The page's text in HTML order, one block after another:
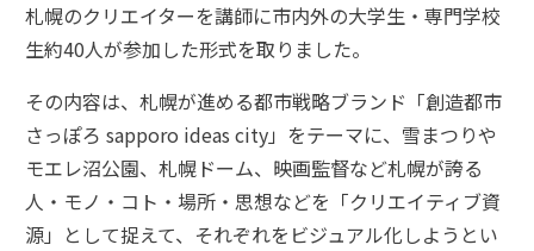
札幌のクリエイターを講師に市内外の大学生・専門学校
生約40人が参加した形式を取りました。
その内容は、札幌が進める都市戦略ブランド「創造都市
さっぽろ sapporo ideas city」をテーマに、雪まつりや
モエレ沼公園、札幌ドーム、映画監督など札幌が誇る
人・モノ・コト・場所・思想などを「クリエイティブ資
源」として捉えて、それぞれをビジュアル化しようとい